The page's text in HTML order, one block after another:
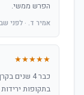
הפרש ממשי.
אמיר ד. · לפני
★★★★★
כבר 4 שנים
בתקופות